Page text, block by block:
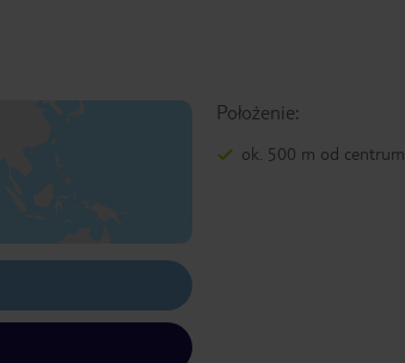
Położenie:
ok. 500 m od centrum